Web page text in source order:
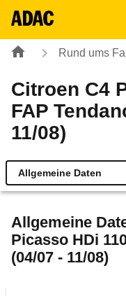
Rund ums
Citroen C4
FAP
11/08)
Allgemeine Daten
Technische Daten
Allgemeine
Picasso HDi
(04/07 - 11/08)